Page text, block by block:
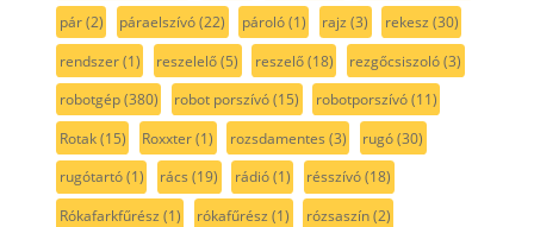
pár(2) páraelszívó(22) pároló(1) rajz (3) rekesz (30)
rendszer(1) reszelelő(5) reszelő(18) rezgőcsiszoló(3)
robotgép(380) robot porszívó(15) robotporszívó(11)
Rotak(15) Roxxter(1) rozsdamentes (3) rugó(30)
rugótartó(1) rács (19) rádió(1) résszívó(18)
Rókafarkfűrész (1) rókafűrész (1) rózsaszín(2)